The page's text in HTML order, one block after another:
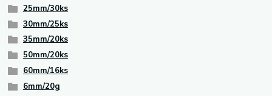
25mm/30ks
30mm/25ks
35mm/20ks
50mm/20ks
60mm/16ks
6mm/20g